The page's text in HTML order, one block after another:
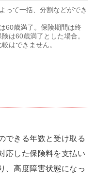
って一括、分割などができ
60歳満了。保険期間は終
は60歳満了とした場合。
はできません。
できる年数と受け取る
応した保険料を支払い
、高度障害状態になっ